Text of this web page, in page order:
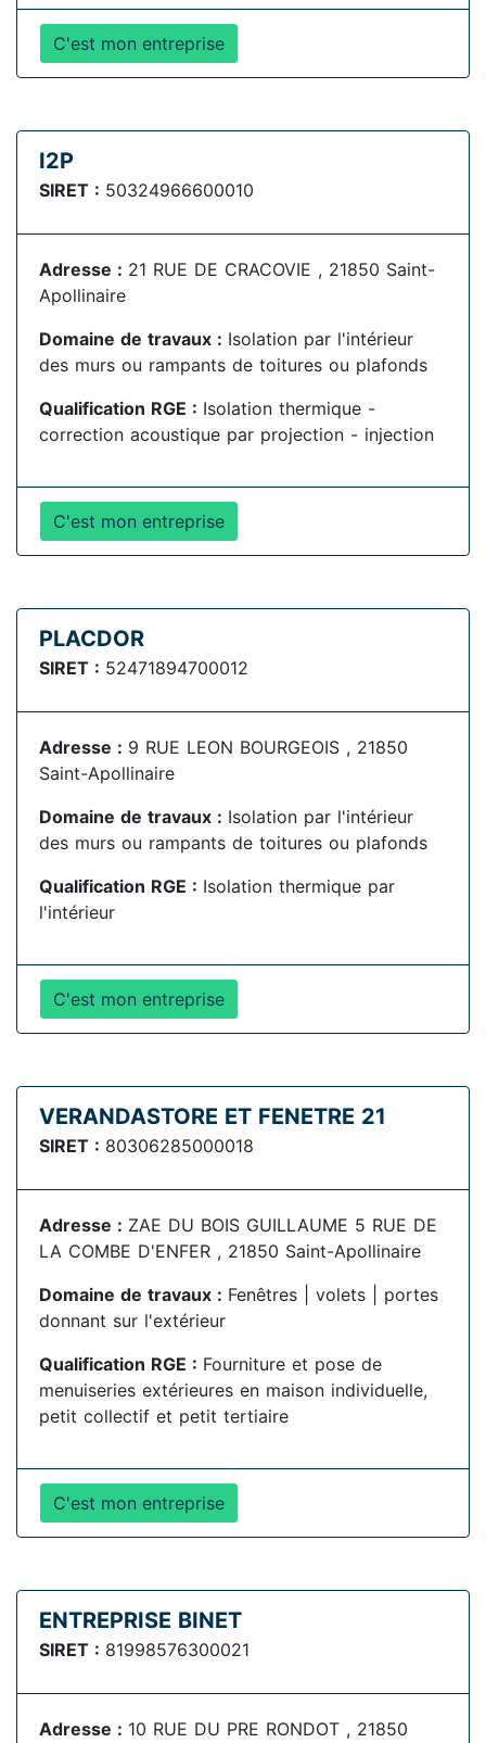
C'est mon entreprise
I2P
SIRET : 50324966600010
Adresse : 21 RUE DE CRACOVIE , 21850 Saint-
Apollinaire
Domaine de travaux : Isolation par l'intérieur
des murs ou rampants de toitures ou plafonds
Qualification RGE : Isolation thermique -
correction acoustique par projection - injection
C'est mon entreprise
PLACDOR
SIRET : 52471894700012
Adresse : 9 RUE LEON BOURGEOIS , 21850
Saint-Apollinaire
Domaine de travaux : Isolation par l'intérieur
des murs ou rampants de toitures ou plafonds
Qualification RGE : Isolation thermique par
l'intérieur
C'est mon entreprise
VERANDASTORE ET FENETRE 21
SIRET : 80306285000018
Adresse : ZAE DU BOIS GUILLAUME 5 RUE DE
LA COMBE D'ENFER , 21850 Saint-Apollinaire
Domaine de travaux : Fenêtres | volets | portes
donnant sur l'extérieur
Qualification RGE : Fourniture et pose de
menuiseries extérieures en maison individuelle,
petit collectif et petit tertiaire
C'est mon entreprise
ENTREPRISE BINET
SIRET : 81998576300021
Adresse : 10 RUE DU PRE RONDOT , 21850